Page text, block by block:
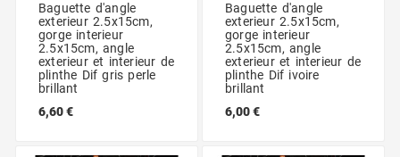
Baguette d'angle
exterieur 2.5x15cm,
gorge interieur
2.5x15cm, angle
exterieur et interieur de
plinthe Dif gris perle
brillant
6,60 €
Baguette d'angle
exterieur 2.5x15cm,
gorge interieur
2.5x15cm, angle
exterieur et interieur de
plinthe Dif ivoire
brillant
6,00 €